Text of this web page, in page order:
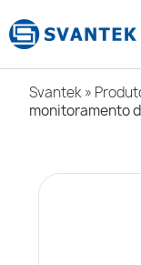
conteúdo
Svantek»
monitoramento